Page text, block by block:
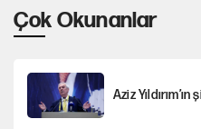
Çok Okunanlar
Aziz